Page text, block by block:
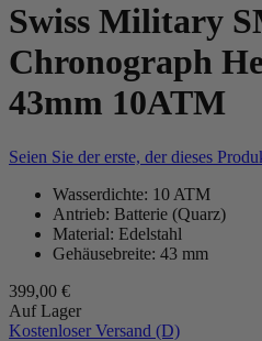
Swiss Military
Chronograph
43mm 10ATM
Seien Sie der erste, der dieses
Wasserdichte: 10 ATM
Antrieb: Batterie (Quarz)
Material: Edelstahl
Gehäusebreite: 43 mm
399,00 €
Auf Lager
Kostenloser Versand (D)